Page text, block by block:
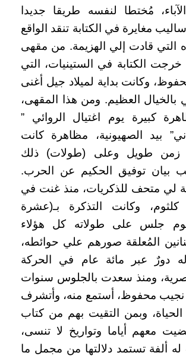
مُختطا لنفسه طريقا جديدا
مغايرة في الكتابة تنقد الواقع
التي قادت إلي الهزيمة. من مقهى
الكتابة في الستينيات، التي
وكانت بداية لميلاد جيل أغنى
بالخيال العظيم. ومن هذا المقهى،
كبيرة يوم اغتيال الروائي ”
بيد الصهيونية، مظاهرة كانت
زمن طويل وعلى (طولات) ذلك
بيان توفيق الحكيم عن الحرب.
لي متحف للذكريات، منذ غنت في
وكانت التذكرة بـ(عشرة
جلس على طولاته كل هؤلاء
المُعلقة صورهم علي حوائطه،
دورٌ عبر مائة عام في الحركة
ومنذ سعدت بالجلوس سنوات
محفوظ، أستمع منه، وأتشرف
وبمن التقيت بهم من كتاب
معهم أياما وتواريخ لا تنسى،
ألفة تستمد دلالتها من مجمل ما